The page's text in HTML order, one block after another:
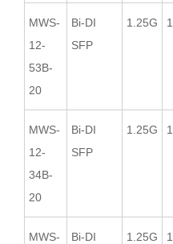
MWS-
12-
53B-
20
Bi-DI
SFP
1.25G
MWS-
12-
34B-
20
Bi-DI
SFP
1.25G
MWS-
Bi-DI
1.25G